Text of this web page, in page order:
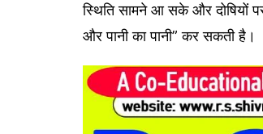
स्थिति सामने आ सके और दोषियों
और पानी का पानी” कर सकती है।